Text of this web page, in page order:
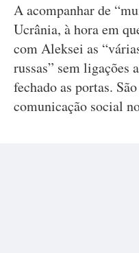
A acompanhar de
Ucrânia, à hora em
com Aleksei as
russas” sem
fechado as portas.
comunicação social